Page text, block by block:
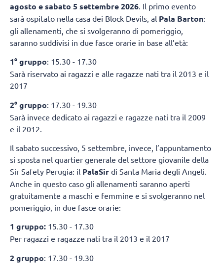
agosto e sabato 5 settembre 2026 . Il primo evento
sarà ospitato nella casa dei Block Devils, al Pala Barton:
gli allenamenti, che si svolgeranno di pomeriggio,
saranno suddivisi in due fasce orarie in base all’età:
1° gruppo: 15.30 - 17.30
Sarà riservato ai ragazzi e alle ragazze nati tra il 2013 e il
2017
2° gruppo: 17.30 - 19.30
Sarà invece dedicato ai ragazzi e ragazze nati tra il 2009
e il 2012.
Il sabato successivo, 5 settembre, invece, l’appuntamento
si sposta nel quartier generale del settore giovanile della
Sir Safety Perugia: il PalaSir di Santa Maria degli Angeli.
Anche in questo caso gli allenamenti saranno aperti
gratuitamente a maschi e femmine e si svolgeranno nel
pomeriggio, in due fasce orarie:
1 gruppo: 15.30 - 17.30
Per ragazzi e ragazze nati tra il 2013 e il 2017
2 gruppo: 17.30 - 19.30